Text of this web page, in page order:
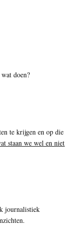
doen?
te krijgen en op die
staan we wel en niet
journalistiek